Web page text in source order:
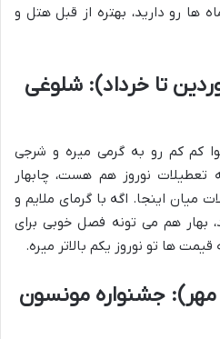
ها رو دارید، بهتره از قبل هتل و
تا خرداد): شلوغی
کم کم رو به گرمی میره و شرجی
تعطیلات نوروز هم هست، چابهار
میان اینجا. اگه با گرمای ملایم و
بهار هم می تونه فصل خوبی برای
ها تو نوروز یکم بالاتر میره.
مهر): جشنواره مونسون